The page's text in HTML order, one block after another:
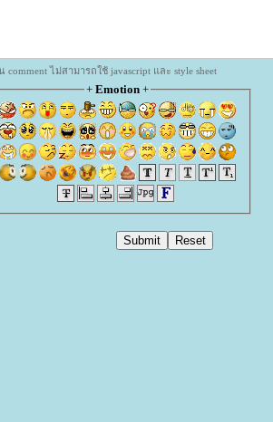
comment ไม่สามารถใช้ javascript และ style sheet
+ Emotion+